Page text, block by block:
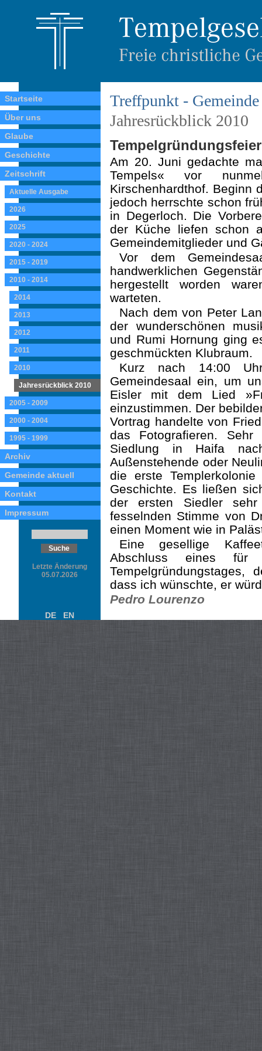
Startseite
Über uns
Glaube
Geschichte
Zeitschrift
Aktuelle Ausgabe
2026
2025
2020 - 2024
2015 - 2019
2010 - 2014
2014
2013
2012
2011
2010
Jahresrückblick 2010
2005 - 2009
2000 - 2004
1995 - 1999
Archiv
Gemeinde aktuell
Kontakt
Impressum
Letzte Änderung
05.07.2026
Treffpunkt -
Jahresrückblick 2010
Am 20. Juni gedachte
Tempels« vor
Kirschenhardthof. Beginn
jedoch herrschte schon
in Degerloch. Die
der Küche liefen schon
Gemeindemitglieder und
Vor dem
handwerklichen
hergestellt worden
warteten.
Nach dem von Peter
der wunderschönen
und Rumi Hornung ging
geschmückten Klubraum.
Kurz nach 14:00
Gemeindesaal ein, um
Eisler mit dem Lied
einzustimmen. Der
Vortrag handelte von
das Fotografieren.
Siedlung in Haifa
Außenstehende oder
die erste
Geschichte. Es ließen
der ersten Siedler
fesselnden Stimme von
einen Moment wie in
Eine gesellige
Abschluss eines für
Tempelgründungstages,
dass ich wünschte, er
Pedro Lourenzo
DE EN